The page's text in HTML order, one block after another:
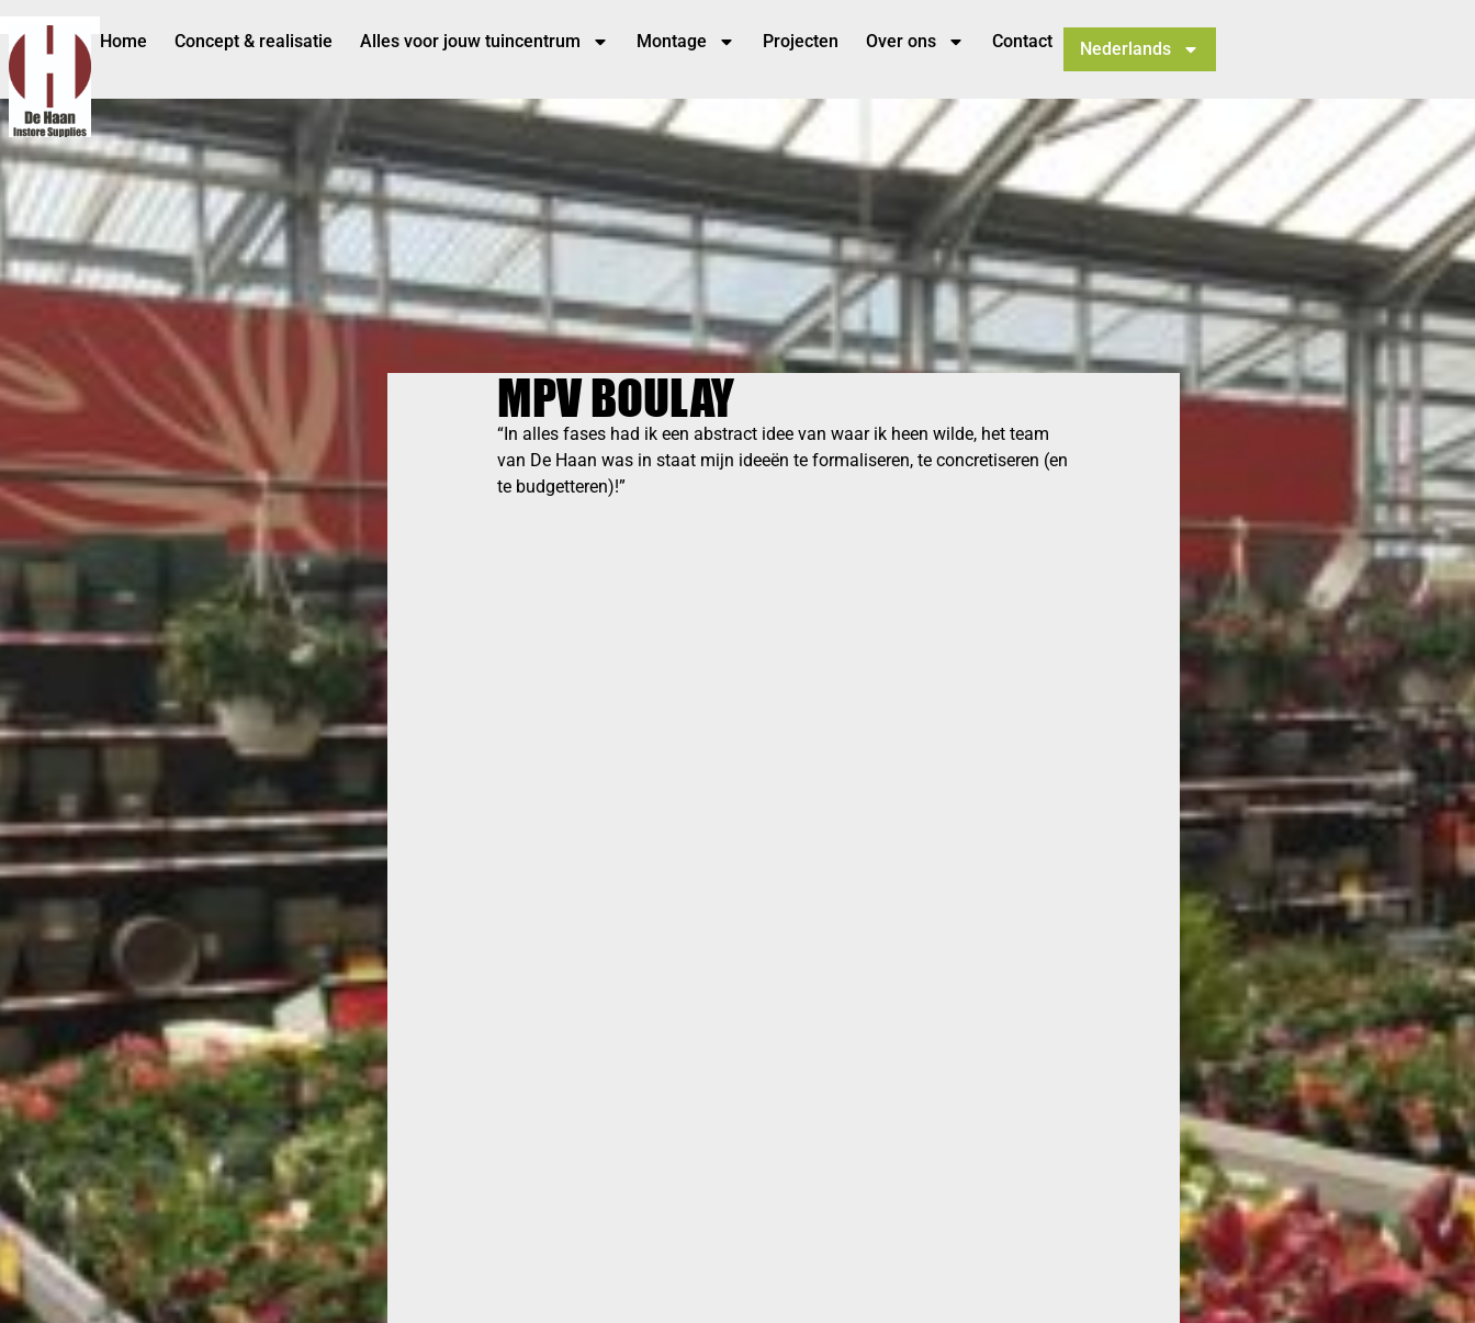
Home Concept & realisatie Alles voor jouw tuincentrum Montage Projecten Over ons Contact Nederlands
MPV BOULAY
“In alles fases had ik een abstract idee van waar ik heen wilde, het team
van De Haan was in staat mijn ideeën te formaliseren, te concretiseren (en
te budgetteren)!”